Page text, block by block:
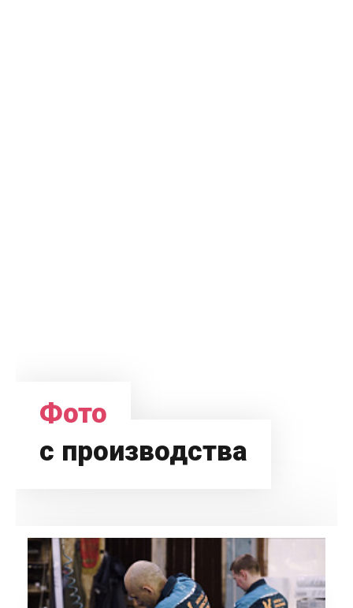
Фото
с производства